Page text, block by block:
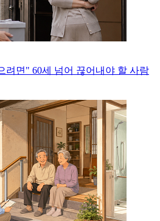
려면" 60세 넘어 끊어내야 할 사람